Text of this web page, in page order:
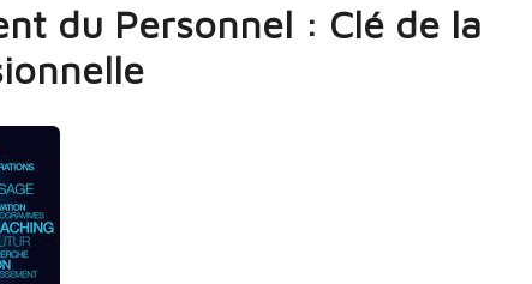
du Personnel : Clé de la